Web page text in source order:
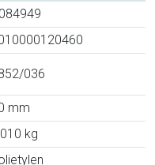
036
mm
kg